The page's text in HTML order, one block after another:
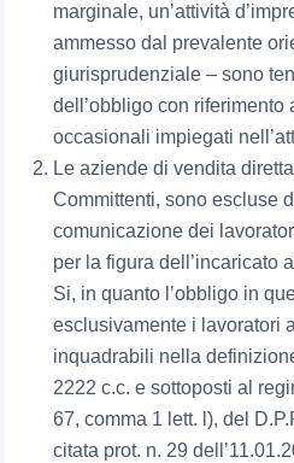
marginale, un’attività
ammesso dal prevalente
giurisprudenziale – sono
dell’obbligo con riferimento
occasionali impiegati
Le aziende di vendita
Committenti, sono escluse
comunicazione dei
per la figura dell’incaricato
Si, in quanto l’obbligo in
esclusivamente i lavoratori
inquadrabili nella
2222 c.c. e sottoposti al
67, comma 1 lett. l), del
citata prot. n. 29